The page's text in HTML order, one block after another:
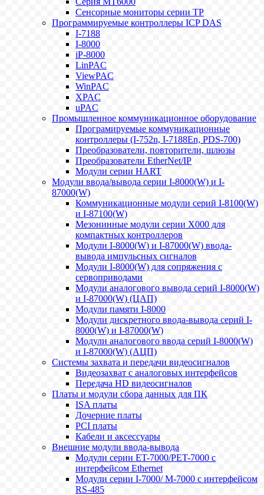
Сенсорные мониторы серии TP
Программируемые контроллеры ICP DAS
I-7188
I-8000
iP-8000
LinPAC
ViewPAC
WinPAC
XPAC
uPAC
Промышленное коммуникационное оборудование
Програмируемые коммуникационные
контроллеры (I-752n, I-7188En, PDS-700)
Преобразователи, повторители, шлюзы
Преобразователи EtherNet/IP
Модули серии HART
Модули ввода/вывода серии I-8000(W) и I-
87000(W)
Коммуникационные модули серий I-8100(W)
и I-87100(W)
Мезонинные модули серии X000 для
компактных контроллеров
Модули I-8000(W) и I-87000(W) ввода-
вывода импульсных сигналов
Модули I-8000(W) для сопряжения с
сервоприводами
Модули аналогового вывода серий I-8000(W)
и I-87000(W) (ЦАП)
Модули памяти I-8000
Модули дискретного ввода-вывода серий I-
8000(W) и I-87000(W)
Модули аналогового ввода серий I-8000(W)
и I-87000(W) (АЦП)
Системы захвата и передачи видеосигналов
Видеозахват с аналоговых интерфейсов
Передача HD видеосигналов
Платы и модули сбора данных для ПК
ISA платы
Дочерние платы
PCI платы
Кабели и аксессуары
Внешние модули ввода-вывода
Модули серии ET-7000/PET-7000 с
интерфейсом Ethernet
Модули серии I-7000/ M-7000 с интерфейсом
RS-485